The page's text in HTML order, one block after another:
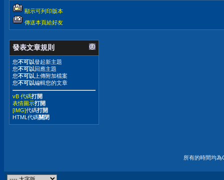
顯示可列印版本
傳送本頁給好友
發表文章規則
您不可以發起新主題
您不可以 回應主題
您不可以 上傳附加檔案
您不可以編輯您的文章
vB 代碼打開
表情圖示打開
[IMG]代碼打開
HTML代碼關閉
所有的時間均為